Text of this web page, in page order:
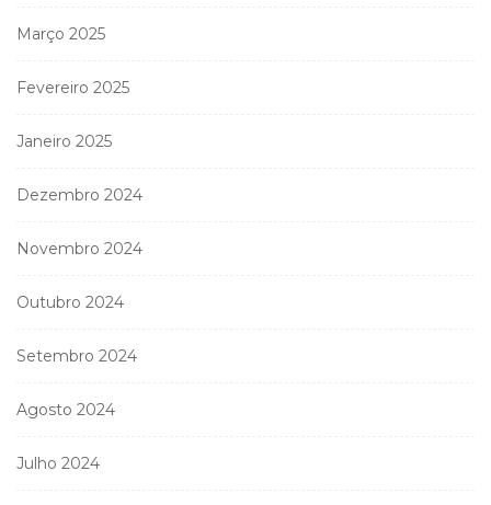
Março 2025
Fevereiro 2025
Janeiro 2025
Dezembro 2024
Novembro 2024
Outubro 2024
Setembro 2024
Agosto 2024
Julho 2024